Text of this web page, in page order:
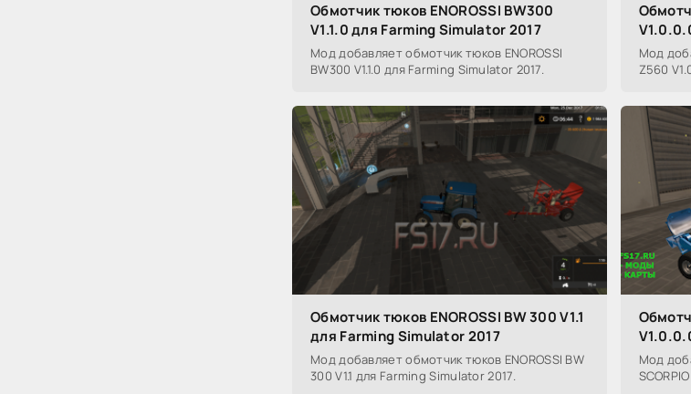
Обмотчик тюков ENOROSSI BW300
V1.1.0 для Farming Simulator 2017
Мод добавляет обмотчик тюков ENOROSSI
BW300 V1.1.0 для Farming Simulator 2017.
Мод
Z560
Обмотчик тюков ENOROSSI BW 300 V1.1
для Farming Simulator 2017
Мод добавляет обмотчик тюков ENOROSSI BW
300 V1.1 для Farming Simulator 2017.
Мод